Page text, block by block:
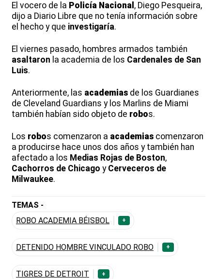
El vocero de la Policía Nacional , Diego Pesqueira,
dijo a Diario Libre que no tenía información sobre
el hecho y que investigaría.
El viernes pasado, hombres armados también
asaltaron la academia de los Cardenales de San
Luis.
Anteriormente, las academias de los Guardianes
de Cleveland Guardians y los Marlins de Miami
también habían sido objeto de robos.
Los robos comenzaron a academias comenzaron
a producirse hace unos dos años y también han
afectado a los Medias Rojas de Boston,
Cachorros de Chicago y Cerveceros de
Milwaukee.
TEMAS -
ROBO ACADEMIA BÉISBOL
+
DETENIDO HOMBRE VINCULADO ROBO +
TIGRES DE DETROIT +